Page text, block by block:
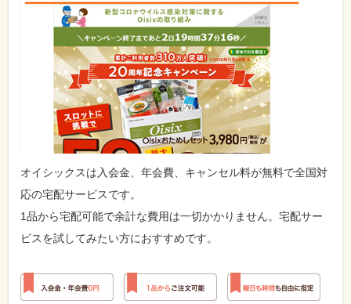
オイシックスは入会金、年会費、キャンセル料が無料で全国対
応の宅配サービスです。
1品から宅配可能で余計な費用は一切かかりません。宅配サー
ビスを試してみたい方におすすめです。